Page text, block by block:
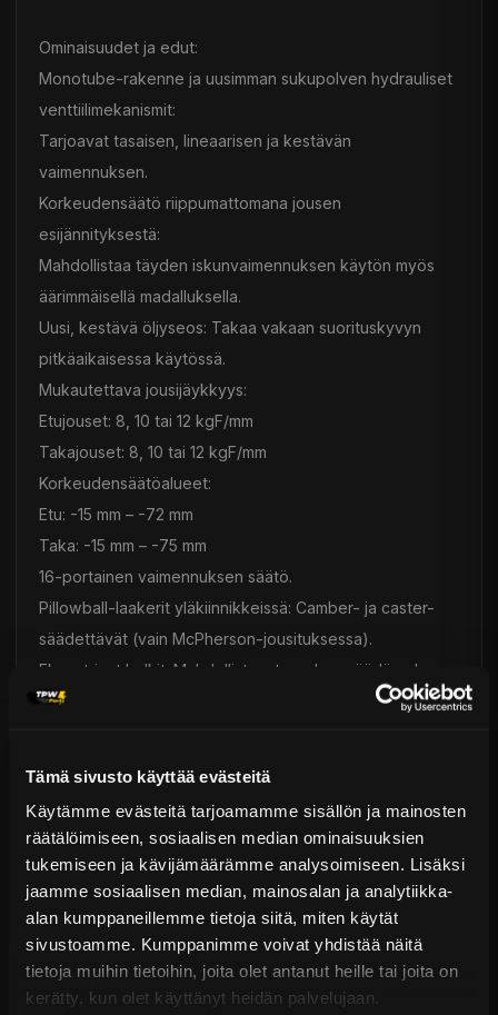
Tämä sivusto käyttää evästeitä
Käytämme evästeitä tarjoamamme sisällön ja mainosten
räätälöimiseen, sosiaalisen median ominaisuuksien
tukemiseen ja kävijämäärämme analysoimiseen. Lisäksi
jaamme sosiaalisen median, mainosalan ja analytiikka-
alan kumppaneillemme tietoja siitä, miten käytät
sivustoamme. Kumppanimme voivat yhdistää näitä
tietoja muihin tietoihin, joita olet antanut heille tai joita on
kerätty, kun olet käyttänyt heidän palvelujaan.
Ominaisuudet ja edut:
Monotube-rakenne ja uusimman sukupolven hydrauliset
venttiilimekanismit:
Tarjoavat tasaisen, lineaarisen ja kestävän
vaimennuksen.
Korkeudensäätö riippumattomana jousen
esijännityksestä:
Mahdollistaa täyden iskunvaimennuksen käytön myös
äärimmäisellä madalluksella.
Uusi, kestävä öljyseos: Takaa vakaan suorituskyvyn
pitkäaikaisessa käytössä.
Mukautettava jousijäykkyys:
Etujouset: 8, 10 tai 12 kgF/mm
Takajouset: 8, 10 tai 12 kgF/mm
Korkeudensäätöalueet:
Etu: -15 mm – -72 mm
Taka: -15 mm – -75 mm
16-portainen vaimennuksen säätö.
Pillowball-laakerit yläkiinnikkeissä: Camber- ja caster-
säädettävät (vain McPherson-jousituksessa).
Eksentriset holkit: Mahdollistavat camber-säädön ala-
asennuksissa.
ja huoltopalveluita.
Yhteensopiva Tein EDFC:n kanssa:
Osanumero: EDK05-12140 (myydään erikseen).
EDFC-järjestelmällä säädöt kasvavat 32-portaisiksi
(EDFC Standard) ja 64-portaisiksi (EDFC Active).
Laatu ja kestävyys: